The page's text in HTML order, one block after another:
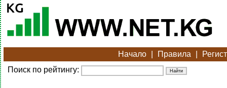
Начало Правила
Поиск по рейтингу: